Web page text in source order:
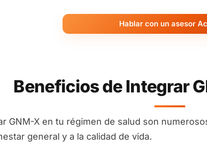
Hablar con un asesor
Beneficios de Integrar
GNM-X en tu régimen de salud son
general y a la calidad de vida.